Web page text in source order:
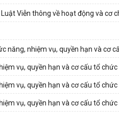
Viễn thông về hoạt động và cơ
năng, nhiệm vụ, quyền hạn và cơ
vụ, quyền hạn và cơ cấu tổ
vụ, quyền hạn và cơ cấu tổ
vụ, quyền hạn và cơ cấu tổ